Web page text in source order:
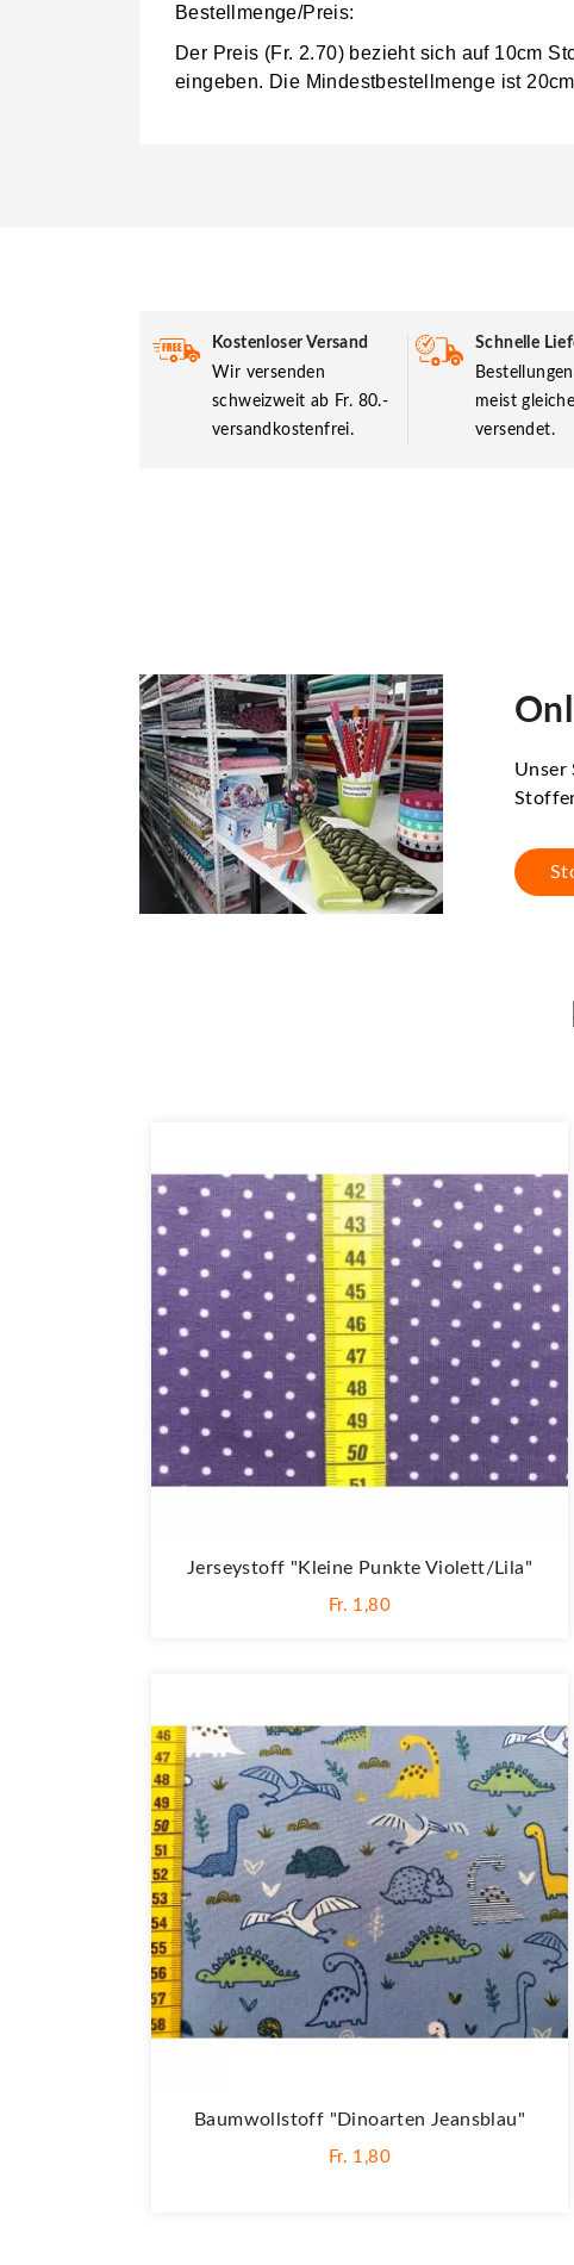
Bestellmenge/Preis:
Der Preis (Fr. 2.70) bezieht sich auf 10cm
eingeben. Die Mindestbestellmenge ist
Kostenloser Versand
Wir versenden
schweizweit ab Fr. 80.-
versandkostenfrei.
Schnelle
meist
versendet.
Unser
Jerseystoff "Kleine Punkte Violett/lila"
Fr. 1,80
Baumwollstoff "Dinoarten Jeansblau"
Fr. 1,80